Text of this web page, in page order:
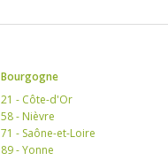
Bourgogne
21 - Côte-d'Or
58 - Nièvre
71 - Saône-et-Loire
89 - Yonne